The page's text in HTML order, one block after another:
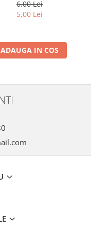
6,00 Lei
5,00 Lei
ADAUGA IN COS